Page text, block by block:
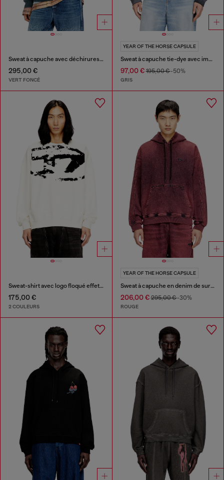
Sweat à capuche avec déchirures et détails en cristal
295,00 €
VERT FONCÉ
YEAR OF THE HORSE CAPSULE
Sweat à capuche tie-dye avec imprimé graphique cheval
97,00 €195,00 €-50%
GRIS
Sweat-shirt avec logo floqué effet vieilli
175,00 €
2 COULEURS
YEAR OF THE HORSE CAPSULE
Sweat à capuche en denim de survêtement indigo avec logo
206,00 €295,00 €-30%
ROUGE